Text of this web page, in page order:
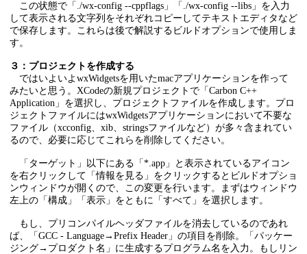
この状態で「./wx-config --cppflags」「./wx-config --libs」を入力
して表示される文字列をそれぞれコピーしてテキストエディタなど
で保存します。これらは後で解説するビルドオプションで使用しま
す。
３：プロジェクトを作成する
ではいよいよwxWidgetsを用いたmacアプリケーションを作って
みたいと思う。XCodeの新規プロジェクトで「Carbon C++
Application」を選択し、プロジェクトファイルを作成します。プロ
ジェクトファイルにはwxWidgetsアプリケーションにおいて不要な
ファイル（xcconfig、xib、stringsファイルなど）が多々含まれてい
るので、必要に応じてこれらを削除してください。
「ターゲット」以下にある「*.app」と表示されているアイコン
を右クリックして「情報を見る」をクリックするとビルドオプショ
ンウィンドウが開くので、この変更を行います。まずはウィンドウ
左上の「構成」「表示」をともに「すべて」を選択します。
もし、プリコンパイルヘッダファイルを消去しているのであれ
ば、「GCC - Language→Prefix Header」の項目を削除。「パッケー
ジング→プロダクト名」に生成するプログラム名を入力。もしリン